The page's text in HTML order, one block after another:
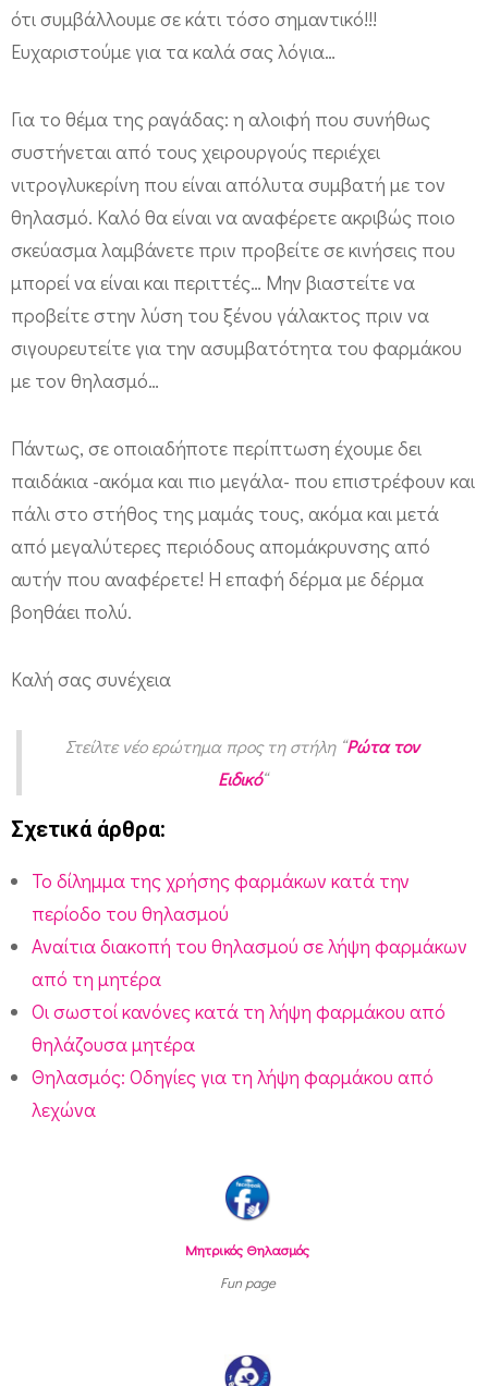
ότι συμβάλλουμε σε κάτι τόσο σημαντικό!!!
Ευχαριστούμε για τα καλά σας λόγια…
Για το θέμα της ραγάδας: η αλοιφή που συνήθως
συστήνεται από τους χειρουργούς περιέχει
νιτρογλυκερίνη που είναι απόλυτα συμβατή με τον
θηλασμό. Καλό θα είναι να αναφέρετε ακριβώς ποιο
σκεύασμα λαμβάνετε πριν προβείτε σε κινήσεις που
μπορεί να είναι και περιττές… Μην βιαστείτε να
προβείτε στην λύση του ξένου γάλακτος πριν να
σιγουρευτείτε για την ασυμβατότητα του φαρμάκου
με τον θηλασμό…
Πάντως, σε οποιαδήποτε περίπτωση έχουμε δει
παιδάκια -ακόμα και πιο μεγάλα- που επιστρέφουν και
πάλι στο στήθος της μαμάς τους, ακόμα και μετά
από μεγαλύτερες περιόδους απομάκρυνσης από
αυτήν που αναφέρετε! Η επαφή δέρμα με δέρμα
βοηθάει πολύ.
Καλή σας συνέχεια
Στείλτε νέο ερώτημα προς τη στήλη “Ρώτα τον
Ειδικό“
Σχετικά άρθρα:
Το δίλημμα της χρήσης φαρμάκων κατά την
περίοδο του θηλασμού
Αναίτια διακοπή του θηλασμού σε λήψη φαρμάκων
από τη μητέρα
Οι σωστοί κανόνες κατά τη λήψη φαρμάκου από
θηλάζουσα μητέρα
Θηλασμός: Οδηγίες για τη λήψη φαρμάκου από
λεχώνα
Μητρικός Θηλασμός
Fun page